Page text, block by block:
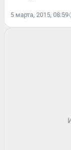
5 марта, 2015, 08:59